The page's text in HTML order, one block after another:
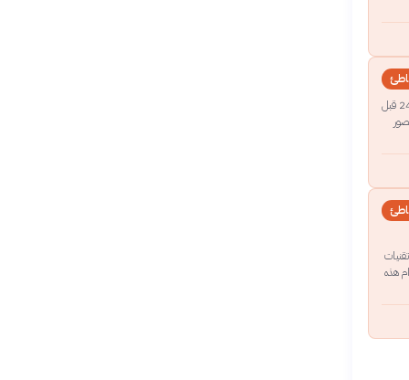
يعود تاريخ أهرامات الجيزة، بما في ذلك الهرم الأكبر للملك خوفو، إلى الأسرة الرابعة من المملكة القديمة (حوالي 2613 إلى 2494 قبل
هذه